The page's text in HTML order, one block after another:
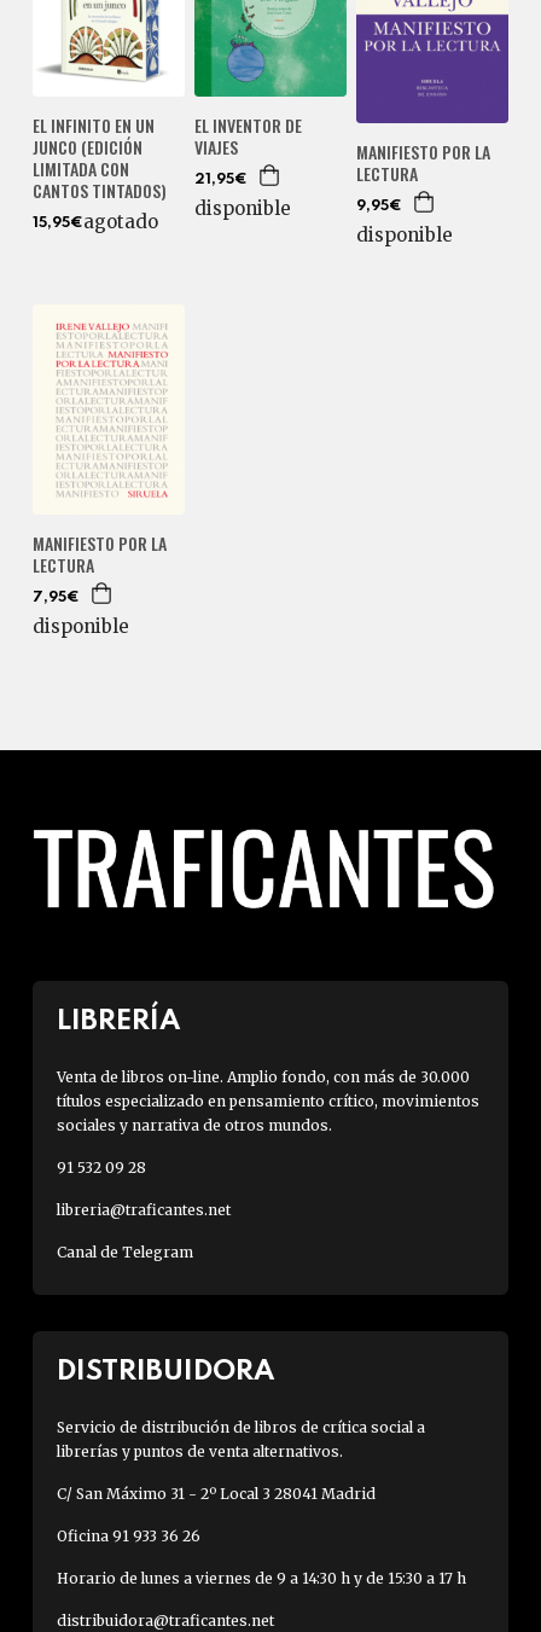
EL INFINITO EN UN
JUNCO (EDICIÓN
LIMITADA CON
CANTOS TINTADOS)
15,95€agotado
EL INVENTOR DE
VIAJES
21,95€
disponible
MANIFIESTO POR LA
LECTURA
9,95€
disponible
MANIFIESTO POR LA
LECTURA
7,95€
disponible
LIBRERÍA
Venta de libros on-line. Amplio fondo, con más de 30.000
títulos especializado en pensamiento crítico, movimientos
sociales y narrativa de otros mundos.
91 532 09 28
libreria@traficantes.net
Canal de Telegram
DISTRIBUIDORA
Servicio de distribución de libros de crítica social a
librerías y puntos de venta alternativos.
C/ San Máximo 31 - 2º Local 3 28041 Madrid
Oficina 91 933 36 26
Horario de lunes a viernes de 9 a 14:30 h y de 15:30 a 17 h
distribuidora@traficantes.net